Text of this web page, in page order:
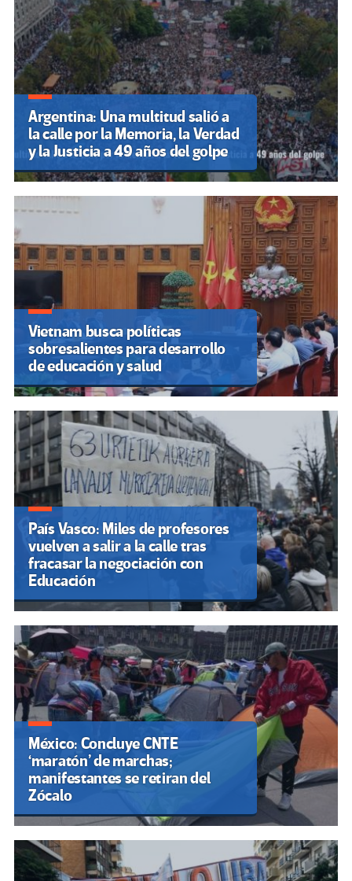
Argentina: Una multitud salió a
la calle por la Memoria, la Verdad
y la Justicia a 49 años del golpe
Vietnam busca políticas
sobresalientes para desarrollo
de educación y salud
País Vasco: Miles de profesores
vuelven a salir a la calle tras
fracasar la negociación con
Educación
México: Concluye CNTE
‘maratón’ de marchas;
manifestantes se retiran del
Zócalo